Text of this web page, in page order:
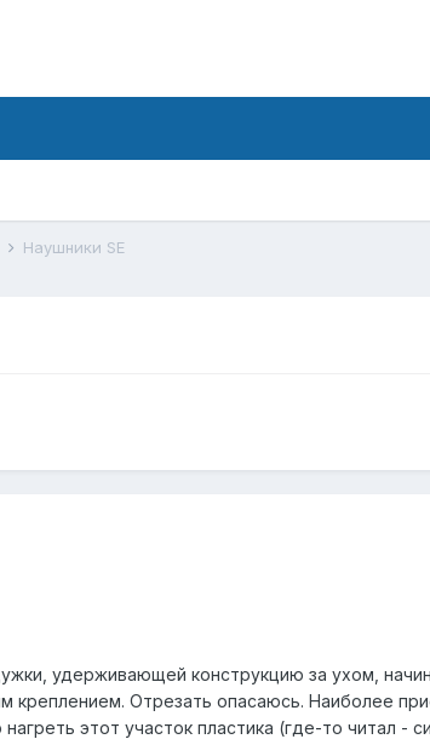
Наушники SE
удерживающей конструкцию за ухом,
Отрезать опасаюсь. Наиболее
этот участок пластика (где-то читал -